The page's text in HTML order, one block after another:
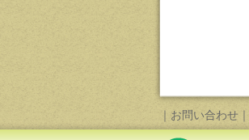
｜ お問い合わせ